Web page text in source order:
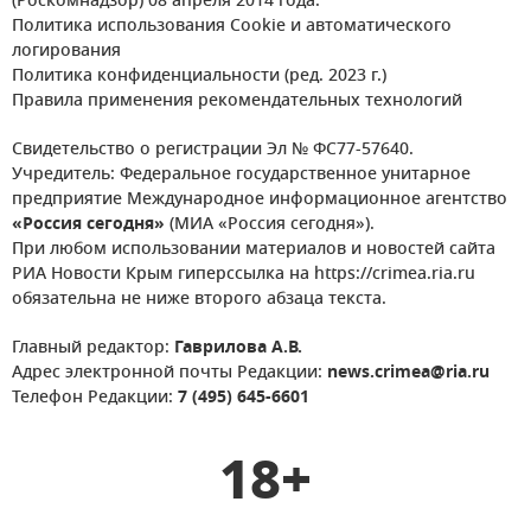
Политика использования Cookie и автоматического
логирования
Политика конфиденциальности (ред. 2023 г.)
Правила применения рекомендательных технологий
Свидетельство о регистрации Эл № ФС77-57640.
Учредитель: Федеральное государственное унитарное
предприятие Международное информационное агентство
«Россия сегодня» (МИА «Россия сегодня»).
При любом использовании материалов и новостей сайта
РИА Новости Крым гиперссылка на https://crimea.ria.ru
обязательна не ниже второго абзаца текста.
Главный редактор: Гаврилова А.В.
Адрес электронной почты Редакции: news.crimea@ria.ru
Телефон Редакции: 7 (495) 645-6601
18+